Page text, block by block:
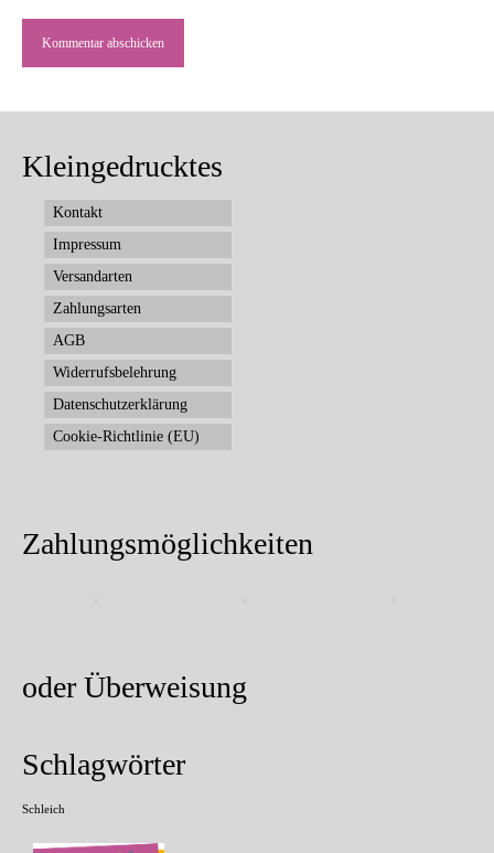
Kleingedrucktes
Kontakt
Impressum
Versandarten
Zahlungsarten
AGB
Widerrufsbelehrung
Datenschutzerklärung
Cookie-Richtlinie (EU)
Zahlungsmöglichkeiten
oder Überweisung
Schlagwörter
Schleich